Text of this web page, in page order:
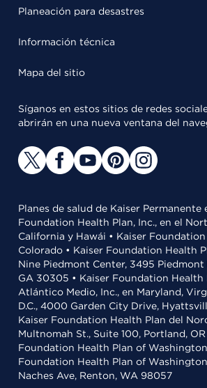
Planeación para desastres
Información técnica
Mapa del sitio
Síganos en estos sitios de redes
abrirán en una nueva ventana del
Planes de salud de Kaiser Permanente
Foundation Health Plan, Inc., en el
California y Hawái • Kaiser
Colorado • Kaiser Foundation Health
Nine Piedmont Center, 3495 Piedmont
GA 30305 • Kaiser Foundation Health
Atlántico Medio, Inc., en Maryland,
D.C., 4000 Garden City Drive,
Kaiser Foundation Health Plan del
Multnomah St., Suite 100, Portland,
Foundation Health Plan of
Foundation Health Plan of Washington
Naches Ave, Renton, WA 98057